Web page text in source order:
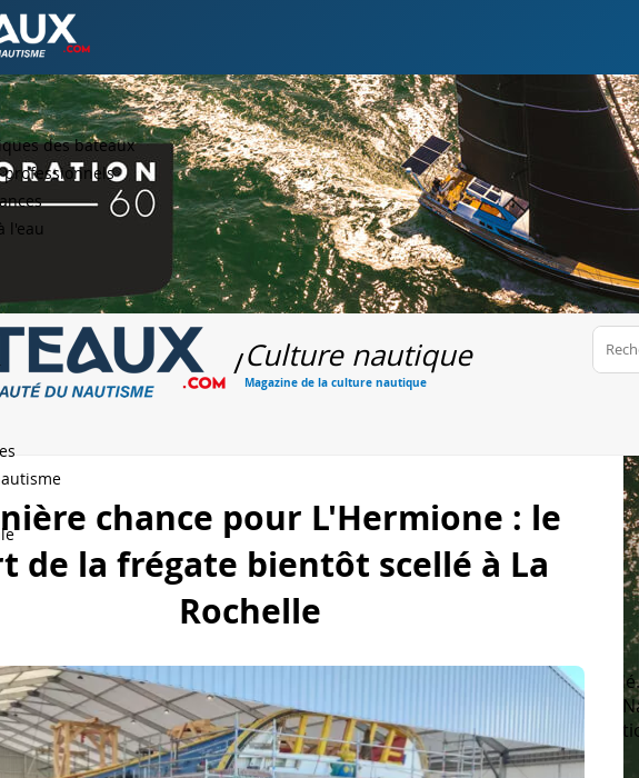
des bateaux
l'eau
/Culture nautique
Magazine de la culture nautique
Plan d'eau intérieur Permis bateau
Marine Nationale SNSM Fêtes maritimes Brest Salons
Courrier des lecteurs Environnement Emploi et
Mal de mer Phare
chance pour L'Hermione : le
de la frégate bientôt scellé à La
Rochelle